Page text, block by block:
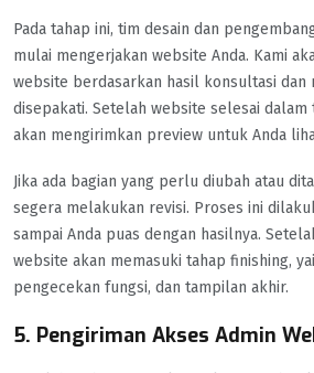
Pada tahap ini, tim desain dan
mulai mengerjakan website Anda. Kami
website berdasarkan hasil konsultasi dan
disepakati. Setelah website selesai dalam
akan mengirimkan preview untuk Anda
Jika ada bagian yang perlu diubah atau
segera melakukan revisi. Proses ini
sampai Anda puas dengan hasilnya.
website akan memasuki tahap finishing,
pengecekan fungsi, dan tampilan akhir.
5. Pengiriman Akses Admin